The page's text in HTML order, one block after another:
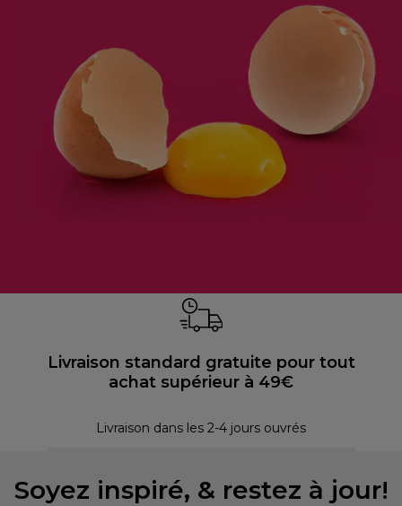
Livraison standard gratuite pour tout
achat supérieur à 49€
Livraison dans les 2-4 jours ouvrés
Soyez inspiré, & restez à jour!